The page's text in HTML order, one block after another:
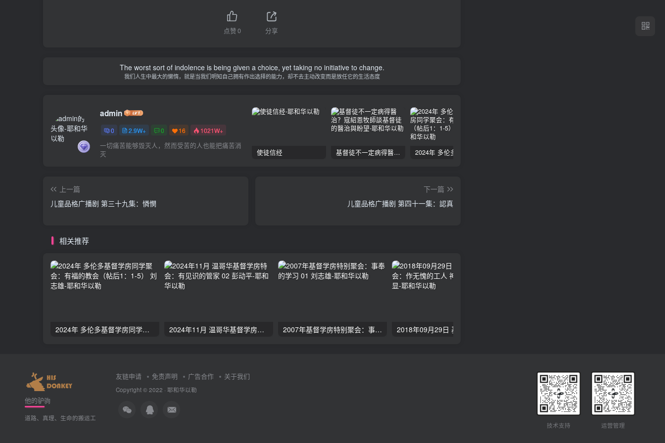
点赞0 分享
The worst sort of indolence is being given a choice, yet taking no initiative to change.
我们人生中最大的懒惰，就是当我们明知自己拥有作出选择的能力，却不去主动改变而是放任它的生活态度
admin
0 2.9W+ 0 16 1021W+
一切痛苦能够毁灭人，然而受苦的人也能把痛苦消
灭
使徒信经 基督徒不一定病得醫治？寇紹恩牧師談基督徒的醫治與盼望
上一篇
儿童品格广播剧 第三十九集：憐憫
下一篇
儿童品格广播剧 第四十一集：認真
相关推荐
2024年 多伦多基督学房同学聚会：有福的教会（帖后1：1-5） 刘志雄 2024年11月 温哥华基督学房特会：有见识的管家 02 彭动平 2007年基督学房特别聚会：事奉的学习 01 刘志雄
他的驴驹
道路、真理、生命的搬运工
友链申请 免责声明 广告合作 关于我们
Copyright © 2022 · 耶和华以勒
技术支持 运营管理